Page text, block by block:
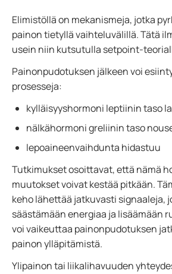
Elimistöllä on mekanismeja, jotka
painon tietyllä vaihteluvälillä. Tätä
usein niin kutsutulla setpoint-
Painonpudotuksen jälkeen voi
prosesseja:
kylläisyyshormoni leptiinin taso
nälkähormoni greliinin taso
lepoaineenvaihdunta hidastuu
Tutkimukset osoittavat, että nämä
muutokset voivat kestää pitkään.
keho lähettää jatkuvasti signaaleja,
säästämään energiaa ja lisäämään
voi vaikeuttaa painonpudotuksen
painon ylläpitämistä.
Ylipainon tai liikalihavuuden